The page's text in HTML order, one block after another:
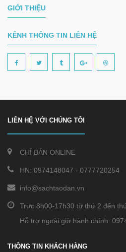
GIỚI THIỆU
KÊNH THÔNG TIN LIÊN HỆ
LIÊN HỆ VỚI CHÚNG TÔI
CHỈ BÁN ONLINE
HN: 0974148047 - 0777720254
info@sachtaodan.vn
Trực 8h00-17h30 từ thứ 2 đến
Hỗ trợ ngoài giờ hành chính:
THÔNG TIN KHÁCH HÀNG